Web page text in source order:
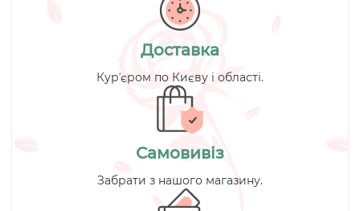
Доставка
Курʼєром по Києву і області.
Самовивіз
Забрати з нашого магазину.